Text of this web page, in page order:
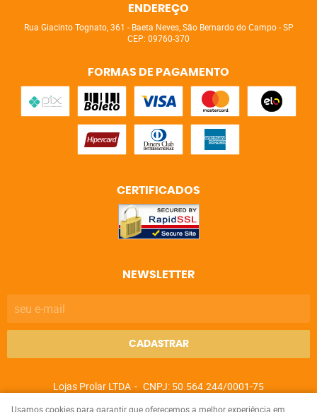
ENDEREÇO
Rua Giacinto Tognato, 361 - Baeta Neves, São Bernardo do Campo-SP
CEP: 09760-370
FORMAS DE PAGAMENTO
CERTIFICADOS
NEWSLETTER
CADASTRAR
Lojas Prolar LTDA CNPJ: 50.564.244/0001-75
Usamos cookies para garantir que oferecemos a melhor experiência em